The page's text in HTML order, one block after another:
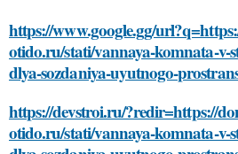
https://www.google.gg/
otido.ru/stati/vannaya-komnata-v-
dlya-sozdaniya-uyutnogo-
https://devstroi.ru/?redir=https://
otido.ru/stati/vannaya-komnata-v-